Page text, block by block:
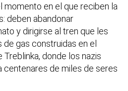
momento en el que reciben la
deben abandonar
y dirigirse al tren que les
gas construidas en el
donde los nazis
centenares de miles de seres